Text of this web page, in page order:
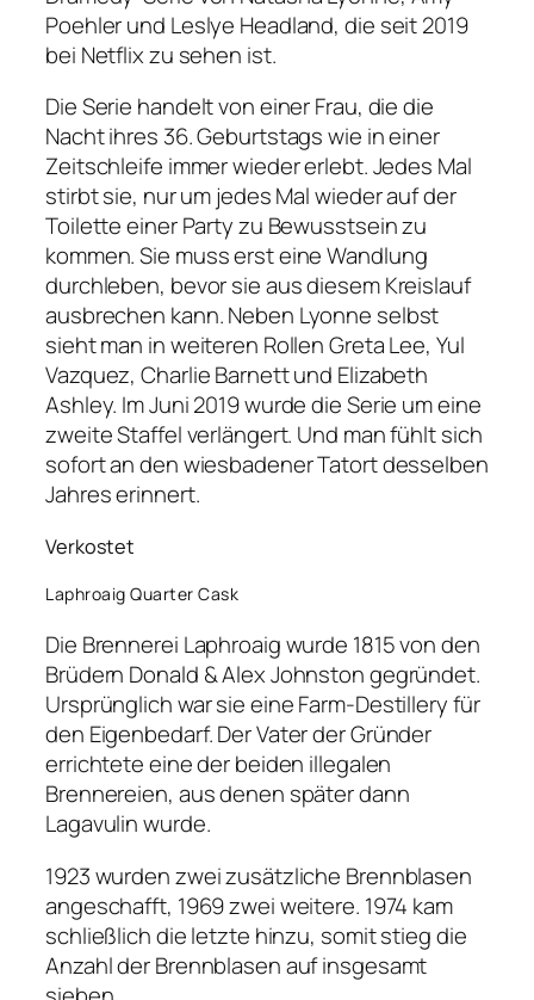
Poehler und Leslye Headland, die seit 2019
bei Netflix zu sehen ist.
Die Serie handelt von einer Frau, die die
Nacht ihres 36. Geburtstags wie in einer
Zeitschleife immer wieder erlebt. Jedes Mal
stirbt sie, nur um jedes Mal wieder auf der
Toilette einer Party zu Bewusstsein zu
kommen. Sie muss erst eine Wandlung
durchleben, bevor sie aus diesem Kreislauf
ausbrechen kann. Neben Lyonne selbst
sieht man in weiteren Rollen Greta Lee, Yul
Vazquez, Charlie Barnett und Elizabeth
Ashley. Im Juni 2019 wurde die Serie um eine
zweite Staffel verlängert. Und man fühlt sich
sofort an den wiesbadener Tatort desselben
Jahres erinnert.
Verkostet
Laphroaig Quarter Cask
Die Brennerei Laphroaig wurde 1815 von den
Brüdern Donald & Alex Johnston gegründet.
Ursprünglich war sie eine Farm-Destillery für
den Eigenbedarf. Der Vater der Gründer
errichtete eine der beiden illegalen
Brennereien, aus denen später dann
Lagavulin wurde.
1923 wurden zwei zusätzliche Brennblasen
angeschafft, 1969 zwei weitere. 1974 kam
schließlich die letzte hinzu, somit stieg die
Anzahl der Brennblasen auf insgesamt